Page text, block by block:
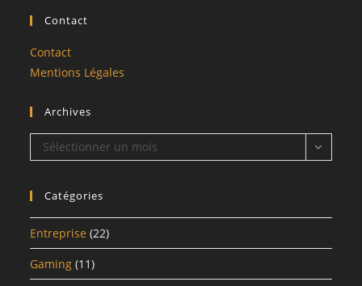
Contact
Contact
Mentions Légales
Archives
Archives
Sélectionner un mois
Catégories
Entreprise (22)
Gaming (11)